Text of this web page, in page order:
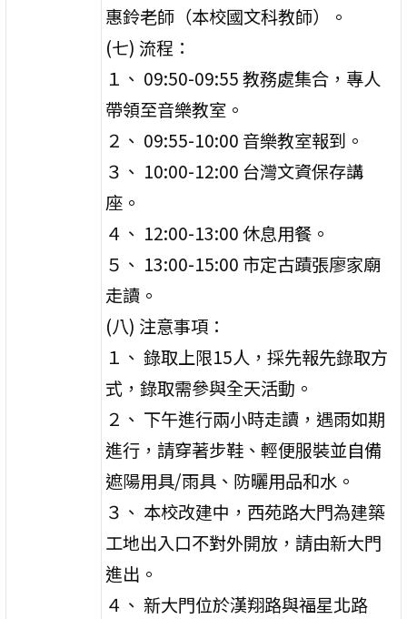
惠鈴老師（本校國文科教師）。
(七) 流程：
１、 09:50-09:55 教務處集合，專人
帶領至音樂教室。
２、 09:55-10:00 音樂教室報到。
３、 10:00-12:00 台灣文資保存講
座。
４、 12:00-13:00 休息用餐。
５、 13:00-15:00 市定古蹟張廖家廟
走讀。
(八) 注意事項：
１、 錄取上限15人，採先報先錄取方
式，錄取需參與全天活動。
２、 下午進行兩小時走讀，遇雨如期
進行，請穿著步鞋、輕便服裝並自備
遮陽用具/雨具、防曬用品和水。
３、 本校改建中，西苑路大門為建築
工地出入口不對外開放，請由新大門
進出。
４、 新大門位於漢翔路與福星北路